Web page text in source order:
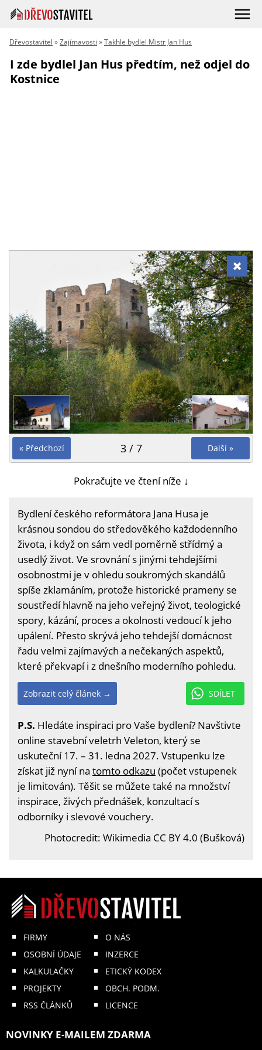
Dřevostavitel »Zajímavosti »Takhle bydlel Mistr Jan Hus
I zde bydlel Jan Hus předtím, než odjel do
Kostnice
« Předchozí Další »
3 / 7
Pokračujte ve čtení níže ↓
Bydlení českého reformátora Jana Husa je
krásnou sondou do středověkého každodenního
života, i když on sám vedl poměrně střídmý a
usedlý život. Ve srovnání s jinými tehdejšími
osobnostmi je v ohledu soukromých skandálů
spíše zklamáním, protože historické prameny se
soustředí hlavně na jeho veřejný život, teologické
spory, kázání, proces a okolnosti vedoucí k jeho
upálení. Přesto skrývá jeho tehdejší domácnost
řadu velmi zajímavých a nečekaných aspektů,
které překvapí i z dnešního moderního pohledu.
SDÍLET
Zobrazit celý článek →
P.S. Hledáte inspiraci pro Vaše bydlení? Navštivte
online stavební veletrh Veleton, který se
uskuteční 17. – 31. ledna 2027. Vstupenku lze
získat již nyní na tomto odkazu (počet vstupenek
je limitován). Těšit se můžete také na množství
inspirace, živých přednášek, konzultací s
odborníky i slevové vouchery.
Photocredit: Wikimedia CC BY 4.0 (Bušková)
FIRMY
OSOBNÍ ÚDAJE
KALKULAČKY
PROJEKTY
RSS ČLÁNKŮ
O NÁS
INZERCE
ETICKÝ KODEX
OBCH. PODM.
LICENCE
NOVINKY E-MAILEM ZDARMA